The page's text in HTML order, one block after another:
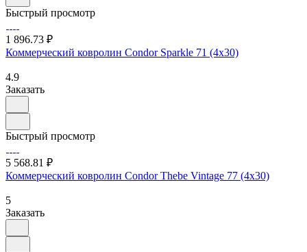
Быстрый просмотр
1 896.73 ₽
Коммерческий ковролин Condor Sparkle 71 (4х30)
4.9
Заказать
Быстрый просмотр
5 568.81 ₽
Коммерческий ковролин Condor Thebe Vintage 77 (4х30)
5
Заказать